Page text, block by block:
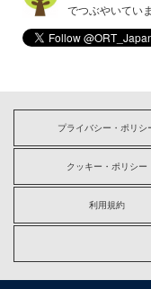
でつぶやいていま
プライバシー・ポリシ
クッキー・ポリシー
利用規約